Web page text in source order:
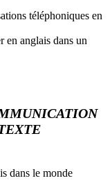
téléphoniques en
en anglais dans un
dans le monde